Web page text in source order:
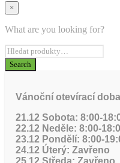
×
What are you looking for?
Vánoční otevírací doba
21.12 Sobota: 8:00-
22.12 Neděle: 8:00-
23.12 Pondělí: 8:00-
24.12 Úterý: Zavřeno
25.12 Středa: Zavřeno